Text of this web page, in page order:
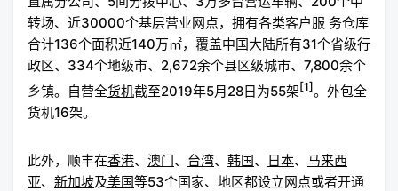
转场、近30000个基层营业网点，拥有各类客户服 务仓库
合计136个面积近140万㎡，覆盖中国大陆所有31个省级行
政区、334个地级市、2,672余个县区级城市、7,800余个
乡镇。自营全货机截至2019年5月28日为55架 [1] 。外包全
货机16架。
此外，顺丰在香港、 澳门、 台湾、 韩国、 日本、 马来西
亚、 新加坡及美国等53个国家、地区都设立网点或者开通